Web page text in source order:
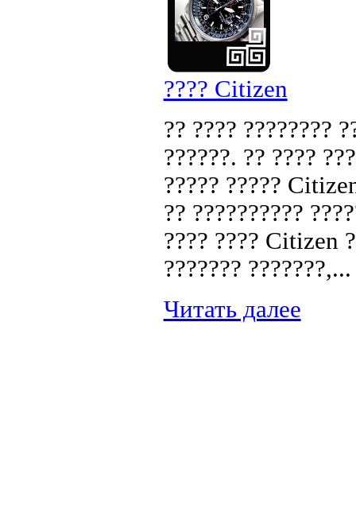
???? Citizen
?? ???? ????????
??????. ?? ????
????? ?????
?? ??????????
???? ???? Citizen
??????? ???????,...
Читать далее